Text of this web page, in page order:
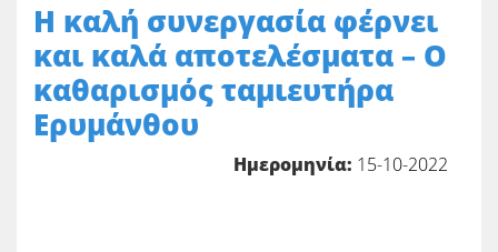
Η καλή συνεργασία φέρνει
και καλά αποτελέσματα – Ο
καθαρισμός ταμιευτήρα
Ερυμάνθου
Ημερομηνία: 15-10-2022